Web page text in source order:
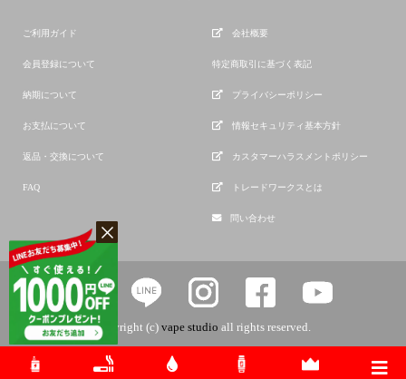
ご利用ガイド
会員登録について
納期について
お支払について
返品・交換について
FAQ
会社概要
特定商取引に基づく表記
プライバシーポリシー
情報セキュリティ基本方針
カスタマーハラスメントポリシー
トレードワークスとは
問い合わせ
copyright (c) vape studio all rights reserved.